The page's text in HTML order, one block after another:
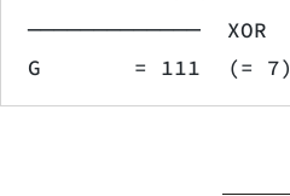
─────────────  XOR
G       = 111  (= 7)